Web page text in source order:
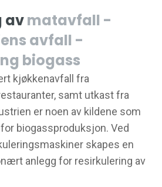
avmatavfall -
avfall -
biogass
kjøkkenavfall fra
samt utkast fra
er noen av kildene som
biogassproduksjon. Ved
skapes en
anlegg for resirkulering av